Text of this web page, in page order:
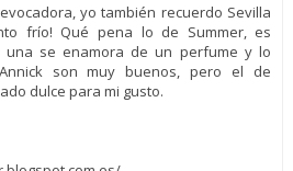
yo también recuerdo Sevilla
frío! Qué pena lo de Summer, es
una se enamora de un perfume y lo
son muy buenos, pero el de
dulce para mi gusto.